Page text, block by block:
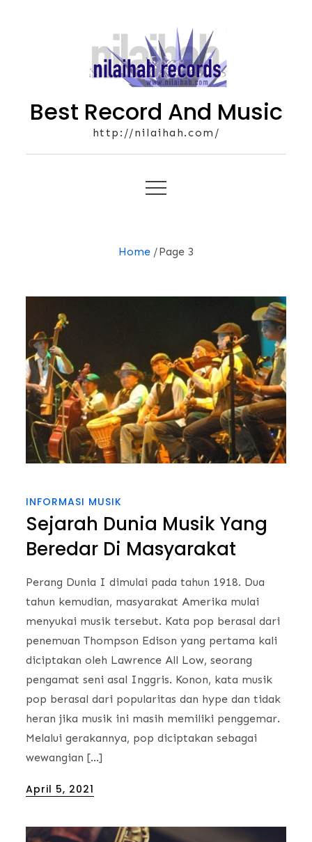
Best Record And Music
http://nilaihah.com/
Home Page 3
INFORMASI MUSIK
Sejarah Dunia Musik Yang
Beredar Di Masyarakat
Perang Dunia I dimulai pada tahun 1918. Dua
tahun kemudian, masyarakat Amerika mulai
menyukai musik tersebut. Kata pop berasal dari
penemuan Thompson Edison yang pertama kali
diciptakan oleh Lawrence All Low, seorang
pengamat seni asal Inggris. Konon, kata musik
pop berasal dari popularitas dan hype dan tidak
heran jika musik ini masih memiliki penggemar.
Melalui gerakannya, pop diciptakan sebagai
wewangian […]
Posted
April 5, 2021